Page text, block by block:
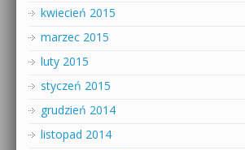
kwiecień 2015
marzec 2015
luty 2015
styczeń 2015
grudzień 2014
listopad 2014